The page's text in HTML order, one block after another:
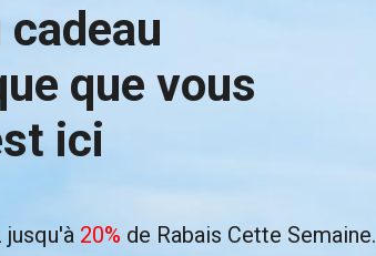
cadeau
que vous
ici
20% de Rabais Cette Semaine.